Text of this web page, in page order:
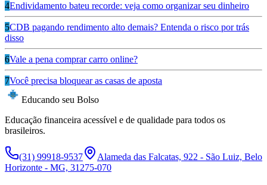
4Endividamento bateu recorde: veja como organizar seu dinheiro
5CDB pagando rendimento alto demais? Entenda o risco por trás
disso
6Vale a pena comprar carro online?
7Você precisa bloquear as casas de aposta
Educando seu Bolso
Educação financeira acessível e de qualidade para todos os
brasileiros.
(31) 99918-9537
Alameda das Falcatas, 922 - São Luiz, Belo
Horizonte - MG, 31275-070